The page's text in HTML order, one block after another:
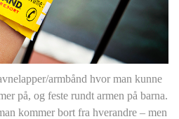
armbånd hvor man kunne
på, og feste rundt armen på barna.
kommer bort fra hverandre – men